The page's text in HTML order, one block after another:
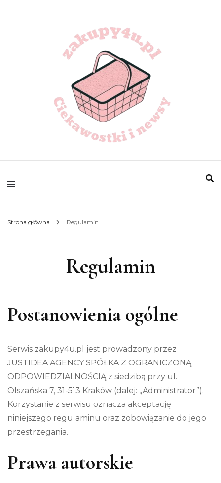
zakupy4u.pl
Strona główna Regulamin
Regulamin
Postanowienia ogólne
Serwis zakupy4u.pl jest prowadzony przez
JUSTIDEA AGENCY SPÓŁKA Z OGRANICZONĄ
ODPOWIEDZIALNOŚCIĄ z siedzibą przy ul.
Olszańska 7, 31-513 Kraków (dalej: „Administrator”).
Korzystanie z serwisu oznacza akceptację
niniejszego regulaminu oraz zobowiązanie do jego
przestrzegania.
Prawa autorskie